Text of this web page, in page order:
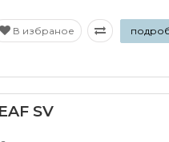
В избраное
SV